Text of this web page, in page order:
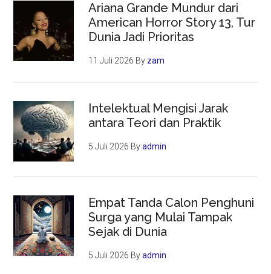
Ariana Grande Mundur dari
American Horror Story 13, Tur
Dunia Jadi Prioritas
11 Juli 2026 By zam
Intelektual Mengisi Jarak
antara Teori dan Praktik
5 Juli 2026 Byadmin
Empat Tanda Calon Penghuni
Surga yang Mulai Tampak
Sejak di Dunia
5 Juli 2026 Byadmin